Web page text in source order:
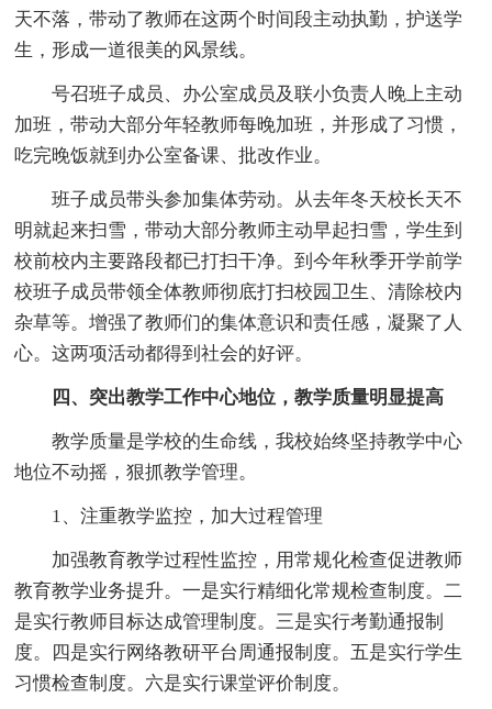
天不落，带动了教师在这两个时间段主动执勤，护送学
生，形成一道很美的风景线。
号召班子成员、办公室成员及联小负责人晚上主动
加班，带动大部分年轻教师每晚加班，并形成了习惯，
吃完晚饭就到办公室备课、批改作业。
班子成员带头参加集体劳动。从去年冬天校长天不
明就起来扫雪，带动大部分教师主动早起扫雪，学生到
校前校内主要路段都已打扫干净。到今年秋季开学前学
校班子成员带领全体教师彻底打扫校园卫生、清除校内
杂草等。增强了教师们的集体意识和责任感，凝聚了人
心。这两项活动都得到社会的好评。
四、突出教学工作中心地位，教学质量明显提高
教学质量是学校的生命线，我校始终坚持教学中心
地位不动摇，狠抓教学管理。
1、注重教学监控，加大过程管理
加强教育教学过程性监控，用常规化检查促进教师
教育教学业务提升。一是实行精细化常规检查制度。二
是实行教师目标达成管理制度。三是实行考勤通报制
度。四是实行网络教研平台周通报制度。五是实行学生
习惯检查制度。六是实行课堂评价制度。